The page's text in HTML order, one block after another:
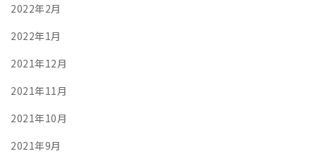
2022年2月
2022年1月
2021年12月
2021年11月
2021年10月
2021年9月